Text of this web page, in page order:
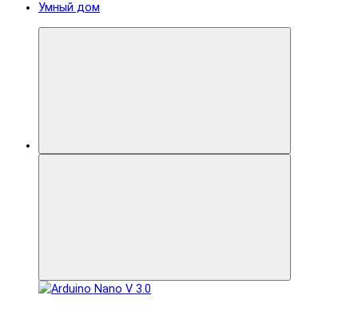
Умный дом